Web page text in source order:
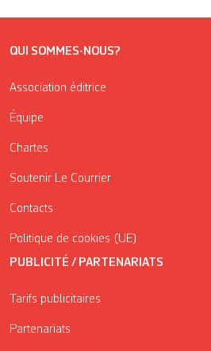
QUI SOMMES-NOUS?
Association éditrice
Équipe
Chartes
Soutenir Le Courrier
Contacts
Politique de cookies (UE)
PUBLICITÉ / PARTENARIATS
Tarifs publicitaires
Partenariats